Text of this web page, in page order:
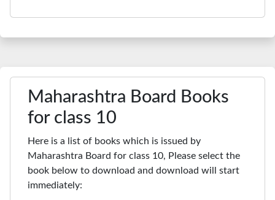
Maharashtra Board Books
for class 10
Here is a list of books which is issued by
Maharashtra Board for class 10, Please select the
book below to download and download will start
immediately: